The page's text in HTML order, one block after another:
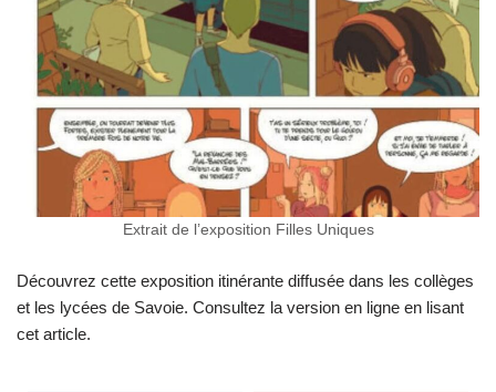
Extrait de l’exposition Filles Uniques
Découvrez cette exposition itinérante diffusée dans les collèges
et les lycées de Savoie. Consultez la version en ligne en lisant
cet article.